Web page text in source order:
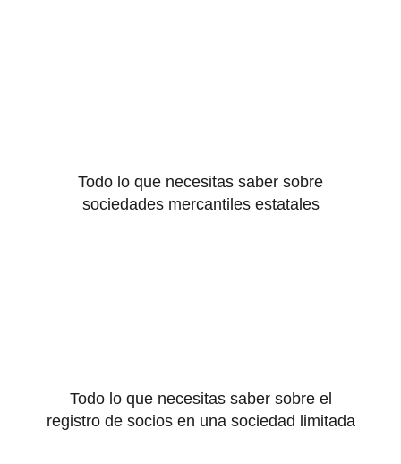
Todo lo que necesitas saber sobre
sociedades mercantiles estatales
Todo lo que necesitas saber sobre el
registro de socios en una sociedad limitada